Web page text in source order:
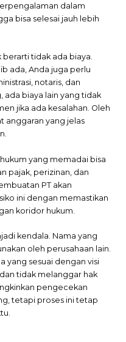
dalam
bisa selesai jauh lebih
berarti tidak ada biaya.
ada, Anda juga perlu
notaris, dan
ada biaya lain yang tidak
jika ada kesalahan. Oleh
anggaran yang jelas
yang memadai bisa
pajak, perizinan, dan
PT akan
ini dengan memastikan
koridor hukum.
kendala. Nama yang
oleh perusahaan lain.
yang sesuai dengan visi
tidak melanggar hak
pengecekan
tetapi proses ini tetap